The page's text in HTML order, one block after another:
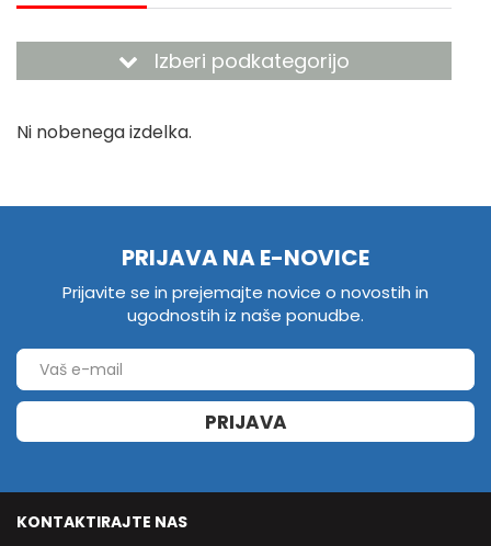
Izberi podkategorijo
Ni nobenega izdelka.
PRIJAVA NA E-NOVICE
Prijavite se in prejemajte novice o novostih in
ugodnostih iz naše ponudbe.
PRIJAVA
KONTAKTIRAJTE NAS